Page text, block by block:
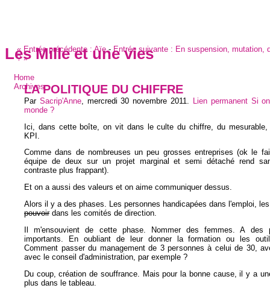
Les Mille et une vies
Home
Archives
« Entrée précédente :Aïe - Entrée suivante : En suspension, mutation,
?»
LA POLITIQUE DU CHIFFRE
Par Sacrip'Anne, mercredi 30 novembre 2011 Lien permanent Si
monde ?
Ici, dans cette boîte, on vit dans le culte du chiffre, du
KPI.
Comme dans de nombreuses un peu grosses entreprises (ok le
équipe de deux sur un projet marginal et semi détaché rend
contraste plus frappant).
Et on a aussi des valeurs et on aime communiquer dessus.
Alors il y a des phases. Les personnes handicapées dans l'emploi,
pouvoirdans les comités de direction.
Il m'ensouvient de cette phase. Nommer des femmes. A des
importants. En oubliant de leur donner la formation ou les
Comment passer du management de 3 personnes à celui de 30,
avec le conseil d'administration, par exemple ?
Du coup, création de souffrance. Mais pour la bonne cause, il y a
plus dans le tableau.